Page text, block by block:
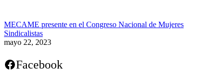
MECAME presente en el Congreso Nacional de Mujeres
Sindicalistas
mayo 22, 2023
Facebook